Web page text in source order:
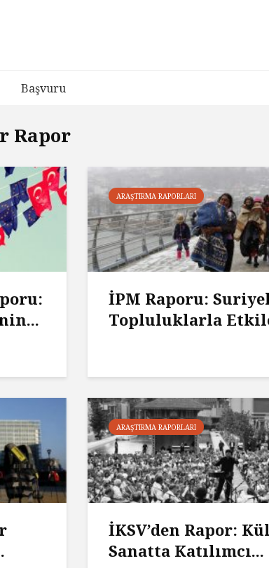
Başvuru
Rapor
ARAŞTIRMA RAPORLARI
İPM Raporu:
Topluluklarla
ARAŞTIRMA RAPORLARI
İKSV’den Rapor:
Sanatta Katılımcı...